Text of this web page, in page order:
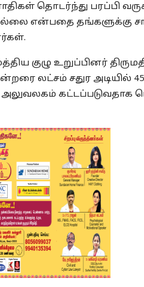
தொடர்ந்து பரப்பி
என்பதை தங்களுக்கு
குழு உறுப்பினர்
லட்சம் சதுர அடியில்
கட்டப்படுவதாக